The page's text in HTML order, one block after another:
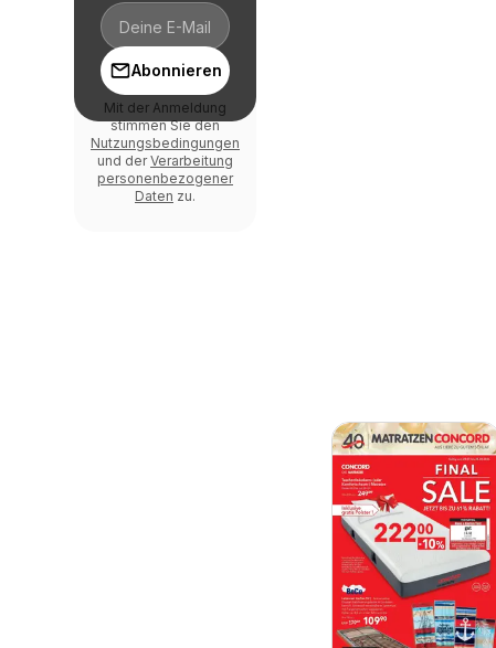
Abonnieren
Mit der Anmeldung
stimmen Sie den
Nutzungsbedingungen
und derVerarbeitung
personenbezogener
Daten zu.